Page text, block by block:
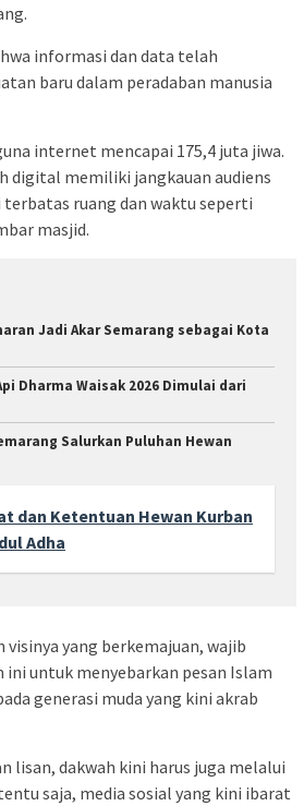
informasi dan data telah
baru dalam peradaban manusia
internet mencapai 175,4 juta jiwa.
digital memiliki jangkauan audiens
ruang dan waktu seperti
masjid.
Jadi Akar Semarang sebagai Kota
Dharma Waisak 2026 Dimulai dari
Salurkan Puluhan Hewan
dan Ketentuan Hewan Kurban
Adha
visinya yang berkemajuan, wajib
untuk menyebarkan pesan Islam
generasi muda yang kini akrab
lisan, dakwah kini harus juga melalui
saja, media sosial yang kini ibarat